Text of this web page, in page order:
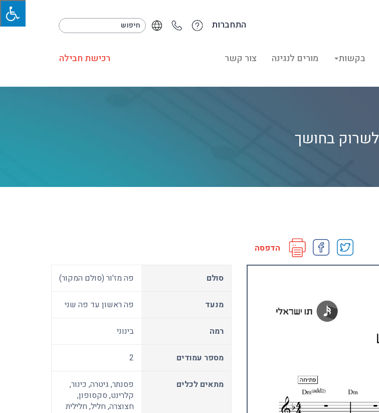
התחברות
בקשות מורים לנגינה צור קשר רכישת חבילה
לשרוק בחושך
הדפסה
סולם פה מז'ור (סולם המקור)
מנעד פה ראשון עד פה שני
רמה בינוני
מספר עמודים 2
מתאים לכלים
פסנתר, גיטרה, כינור,
קלרינט, סקסופון,
חצוצרה, חליל, חלילית